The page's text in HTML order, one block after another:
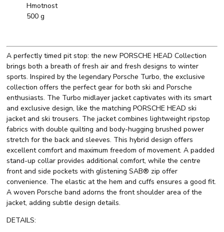
Hmotnost
500 g
A perfectly timed pit stop: the new PORSCHE HEAD Collection
brings both a breath of fresh air and fresh designs to winter
sports. Inspired by the legendary Porsche Turbo, the exclusive
collection offers the perfect gear for both ski and Porsche
enthusiasts. The Turbo midlayer jacket captivates with its smart
and exclusive design, like the matching PORSCHE HEAD ski
jacket and ski trousers. The jacket combines lightweight ripstop
fabrics with double quilting and body-hugging brushed power
stretch for the back and sleeves. This hybrid design offers
excellent comfort and maximum freedom of movement. A padded
stand-up collar provides additional comfort, while the centre
front and side pockets with glistening SAB® zip offer
convenience. The elastic at the hem and cuffs ensures a good fit.
A woven Porsche band adorns the front shoulder area of the
jacket, adding subtle design details.
DETAILS: